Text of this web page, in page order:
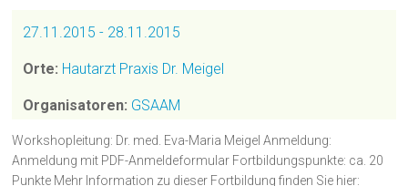
27.11.2015 - 28.11.2015
Orte: Hautarzt Praxis Dr. Meigel
Organisatoren: GSAAM
Workshopleitung: Dr. med. Eva-Maria Meigel Anmeldung:
Anmeldung mit PDF-Anmeldeformular Fortbildungspunkte: ca. 20
Punkte Mehr Information zu dieser Fortbildung finden Sie hier: